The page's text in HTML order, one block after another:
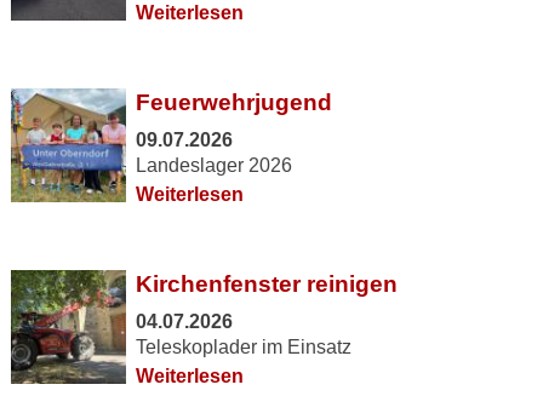
Weiterlesen
Feuerwehrjugend
09.07.2026
Landeslager 2026
Weiterlesen
Kirchenfenster reinigen
04.07.2026
Teleskoplader im Einsatz
Weiterlesen